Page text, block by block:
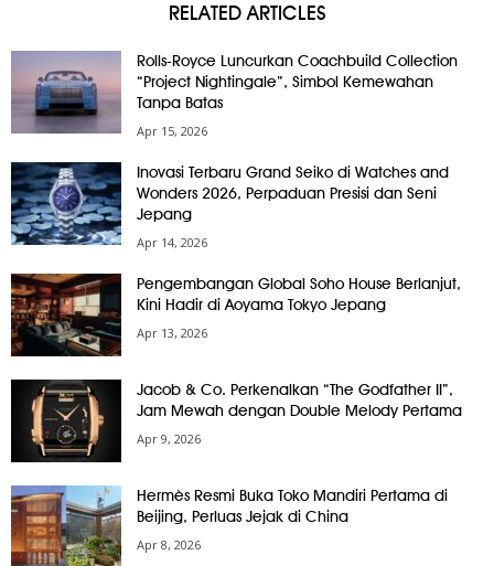
RELATED ARTICLES
Rolls-Royce Luncurkan Coachbuild Collection
“Project Nightingale”, Simbol Kemewahan
Tanpa Batas
Apr 15, 2026
Inovasi Terbaru Grand Seiko di Watches and
Wonders 2026, Perpaduan Presisi dan Seni
Jepang
Apr 14, 2026
Pengembangan Global Soho House Berlanjut,
Kini Hadir di Aoyama Tokyo Jepang
Apr 13, 2026
Jacob & Co. Perkenalkan “The Godfather II”,
Jam Mewah dengan Double Melody Pertama
Apr 9, 2026
Hermès Resmi Buka Toko Mandiri Pertama di
Beijing, Perluas Jejak di China
Apr 8, 2026